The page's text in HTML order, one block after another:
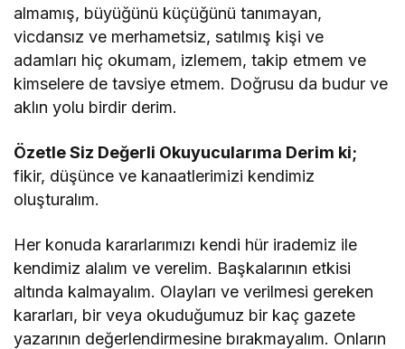
almamış, büyüğünü küçüğünü tanımayan,
vicdansız ve merhametsiz, satılmış kişi ve
adamları hiç okumam, izlemem, takip etmem ve
kimselere de tavsiye etmem. Doğrusu da budur ve
aklın yolu birdir derim.
Özetle Siz Değerli Okuyucularıma Derim ki;
fikir, düşünce ve kanaatlerimizi kendimiz
oluşturalım.
Her konuda kararlarımızı kendi hür irademiz ile
kendimiz alalım ve verelim. Başkalarının etkisi
altında kalmayalım. Olayları ve verilmesi gereken
kararları, bir veya okuduğumuz bir kaç gazete
yazarının değerlendirmesine bırakmayalım. Onların